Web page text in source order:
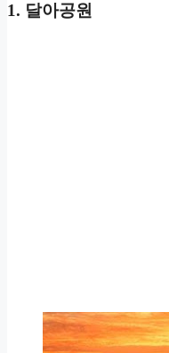
1. 달아공원